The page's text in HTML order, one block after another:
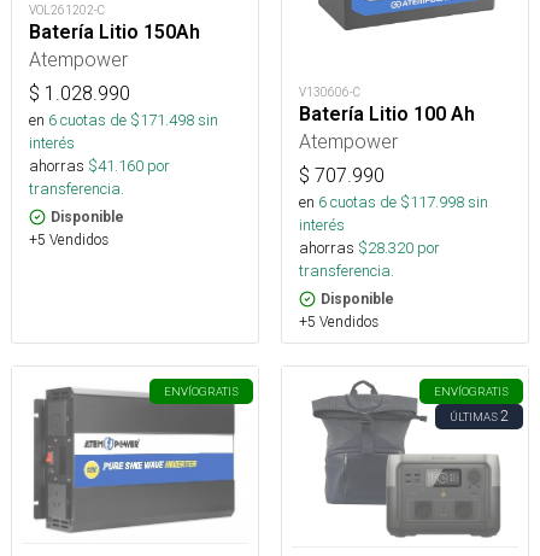
VOL261202-C
Batería Litio 150Ah
Atempower
$ 1.028.990
en 6cuotas de $171.498sin
interés
ahorras $41.160 por
transferencia.
Disponible
+5 Vendidos
V130606-C
Batería Litio 100 Ah
Atempower
$ 707.990
en 6cuotas de $117.998sin
interés
ahorras $28.320 por
transferencia.
Disponible
+5 Vendidos
ENVÍOGRATIS ENVÍOGRATIS
ÚLTIMAS2